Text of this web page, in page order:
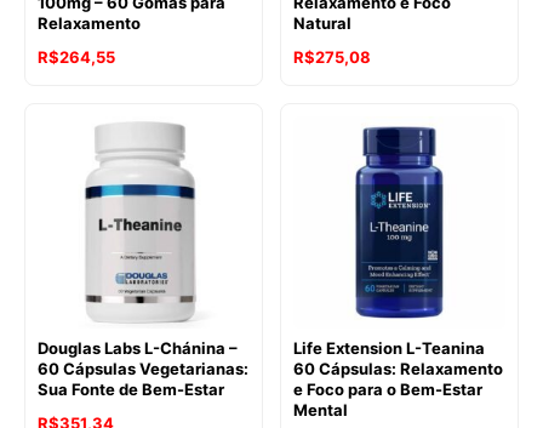
Relaxamento
R$264,55
Natural
R$275,08
Douglas Labs L-Chánina –
60 Cápsulas Vegetarianas:
Sua Fonte de Bem-Estar
R$351,34
Life Extension L-Teanina
60 Cápsulas: Relaxamento
e Foco para o Bem-Estar
Mental